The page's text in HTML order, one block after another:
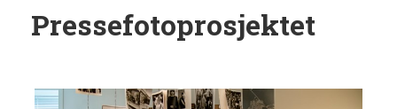
Pressefotoprosjektet